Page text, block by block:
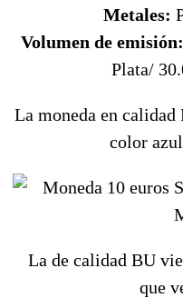
Metales:
Volumen de emisión:
Plata/
La moneda en calidad
color
La de calidad BU
que